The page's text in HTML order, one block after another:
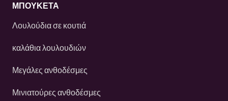
ΜΠΟΥΚΕΤΑ
Λουλούδια σε κουτιά
καλάθια λουλουδιών
Μεγάλες ανθοδέσμες
Μινιατούρες ανθοδέσμες